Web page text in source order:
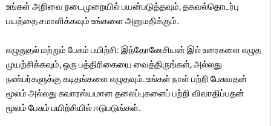
உங்கள் அறிவை நடைமுறையில் பயன்படுத்தவும், தகவல்தொடர்பு
பயத்தை சமாளிக்கவும் உங்களை அனுமதிக்கும்.
எழுதுதல் மற்றும் பேசும் பயிற்சி: இந்தோனேசியன் இல் உரைகளை எழுத
முயற்சிக்கவும், ஒரு பத்திரிகையை வைத்திருங்கள், அல்லது
நண்பர்களுக்கு கடிதங்களை எழுதவும். உங்கள் நாள் பற்றி பேசுவதன்
மூலம் அல்லது சுவாரஸ்யமான தலைப்புகளைப் பற்றி விவாதிப்பதன்
மூலம் பேசும் பயிற்சியில் ஈடுபடுங்கள்.